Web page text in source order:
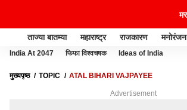
ताज्या बातम्या महाराष्ट्र राजकारण मनोरंजन
India At 2047 फिफा विश्वचषक Ideas of India
मुख्यपृष्ठ TOPIC ATAL BIHARI VAJPAYEE
Advertisement